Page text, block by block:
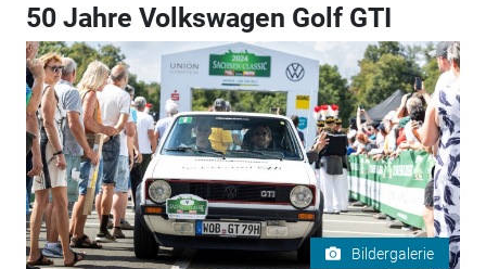
50 Jahre Volkswagen Golf GTI
Bildergalerie